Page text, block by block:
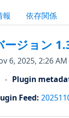
報 依存関係
ージョン
6, 2025, 2:26 AM
Plugin
Feed: